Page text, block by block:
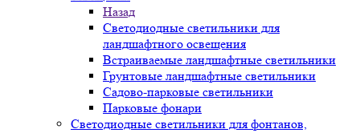
Назад
Светодиодные светильники для
ландшафтного освещения
Встраиваемые ландшафтные светильники
Грунтовые ландшафтные светильники
Садово-парковые светильники
Парковые фонари
Светодиодные светильники для фонтанов,